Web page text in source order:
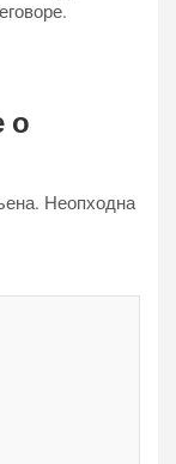
о
Неопходна